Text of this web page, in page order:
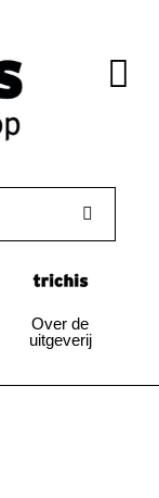
Over de
uitgeverij